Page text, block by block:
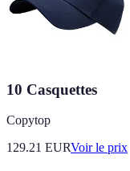
10 Casquettes
Copytop
129.21 EURVoir le prix